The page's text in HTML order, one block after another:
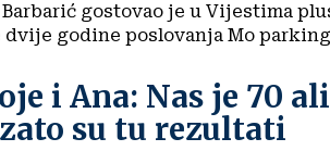
gostovao je u Vijestima
godine poslovanja Mo
i Ana: Nas je 70
su tu rezultati